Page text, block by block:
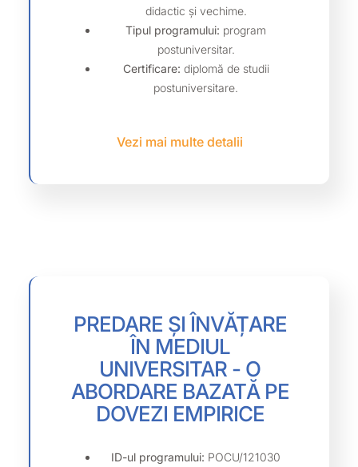
didactic și vechime.
Tipul programului: program
postuniversitar.
Certificare: diplomă de studii
postuniversitare.
Vezi mai multe detalii
PREDARE ȘI ÎNVĂȚARE
ÎN MEDIUL
UNIVERSITAR - O
ABORDARE BAZATĂ PE
DOVEZI EMPIRICE
ID-ul programului: POCU/121030